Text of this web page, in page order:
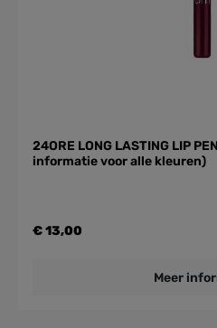
24ORE LONG LASTING LIP
informatie voor alle kleuren)
€ 13,00
Meer